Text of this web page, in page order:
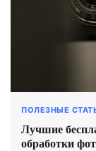
ПОЛЕЗНЫЕ
Лучшие
обработки